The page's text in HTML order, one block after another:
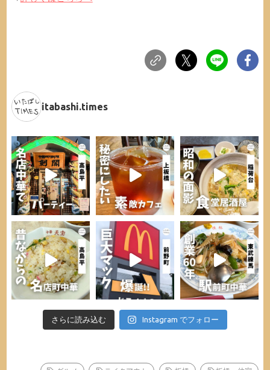
itabashi.times
さらに読み込む Instagram でフォロー